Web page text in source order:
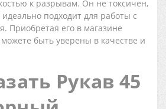
к разрывам. Он не токсичен,
подходит для работы с
Приобретая его в магазине
быть уверены в качестве и
Рукав 45